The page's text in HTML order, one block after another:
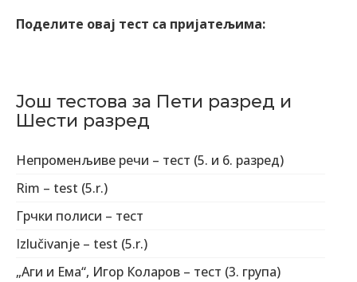
Поделите овај тест са пријатељима:
Још тестова за Пети разред и
Шести разред
Непроменљиве речи – тест (5. и 6. разред)
Rim – test (5.r.)
Грчки полиси – тест
Izlučivanje – test (5.r.)
„Аги и Ема“, Игор Коларов – тест (3. група)